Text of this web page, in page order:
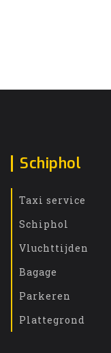
Schiphol
Taxi service
Schiphol
Vluchttijden
Bagage
Parkeren
Plattegrond